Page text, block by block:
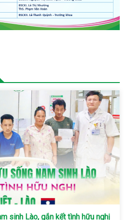
sinh Lào, gắn kết tình hữu nghị